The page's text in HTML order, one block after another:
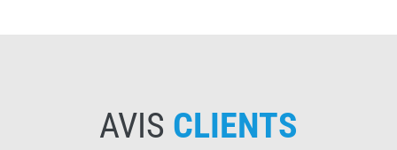
AVIS CLIENTS